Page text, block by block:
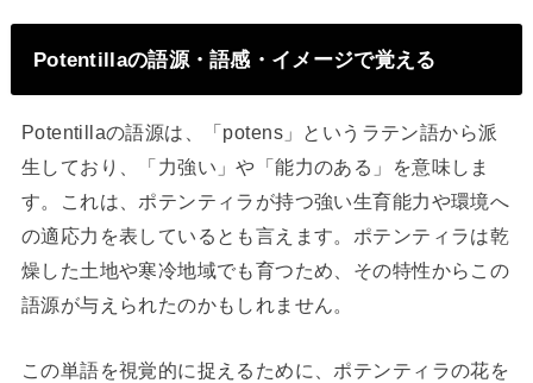
Potentillaの語源・語感・イメージで覚える
Potentillaの語源は、「potens」というラテン語から派
生しており、「力強い」や「能力のある」を意味しま
す。これは、ポテンティラが持つ強い生育能力や環境へ
の適応力を表しているとも言えます。ポテンティラは乾
燥した土地や寒冷地域でも育つため、その特性からこの
語源が与えられたのかもしれません。
この単語を視覚的に捉えるために、ポテンティラの花を